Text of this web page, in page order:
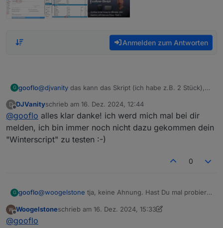
Anmelden zum Antworten
G gooflo@djvanity das kann das Skript (ich habe z.B. 2 Stück),
können.
D
Offline
DJVanityschrieb am 16. Dez. 2024, 12:44
zuletzt editiert von
@gooflo alles klar danke! ich werd mich mal bei dir
melden, ich bin immer noch nicht dazu gekommen dein
"Winterscript" zu testen :-)
0
G gooflo@woogelstone tja, keine Ahnung. Hast Du mal probiert
onst logpath = '/opt/iobroker/log/';
Offline
Woogelstoneschrieb am 16. Dez. 2024, 15:33
zuletzt editiert von Woogelstone
@gooflo